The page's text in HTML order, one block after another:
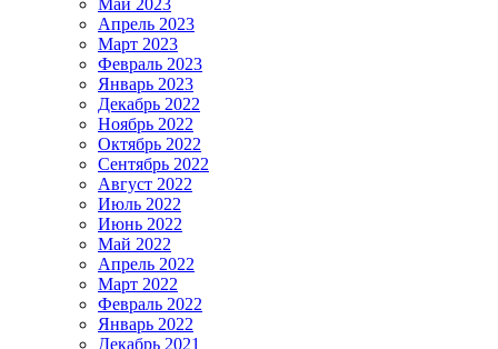
Май 2023
Апрель 2023
Март 2023
Февраль 2023
Январь 2023
Декабрь 2022
Ноябрь 2022
Октябрь 2022
Сентябрь 2022
Август 2022
Июль 2022
Июнь 2022
Май 2022
Апрель 2022
Март 2022
Февраль 2022
Январь 2022
Декабрь 2021